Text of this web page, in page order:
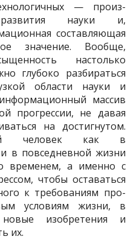
— произ­
науки и,
составляю­щая
значение. Вообще,
настолько
глубоко разбираться
области науки и
массив
прогрессии, не давая
на достиг­нутом.
человек как в
в повсед­невной жизни
временем, а именно с
чтобы оставаться
к требованиям про­
условиям жизни, в
изобре­тения и
их.